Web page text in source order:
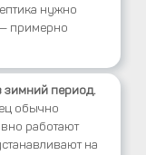
нужно
примерно
зимний период.
обычно
работают
на